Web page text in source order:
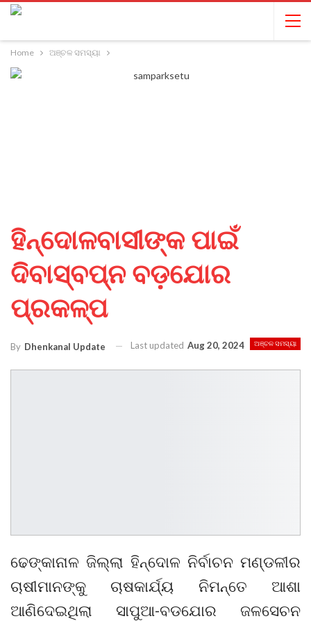
Home ଅଞ୍ଚଳ ସମସ୍ୟା
ହିନ୍ଦୋଳବାସୀଙ୍କ ପାଇଁ
ଦିବାସ୍ବପ୍ନ ବଡ଼ଯୋର
ପ୍ରକଳ୍ପ
ଅଞ୍ଚଳ ସମସ୍ୟା
By Dhenkanal Update Last updated Aug 20, 2024
ଢେଙ୍କାନାଳ ଜିଲ୍ଲା ହିନ୍ଦୋଳ ନିର୍ବାଚନ ମଣ୍ଡଳୀର
ଚାଷୀମାନଙ୍କୁ ଚାଷକାର୍ଯ୍ୟ ନିମନ୍ତେ ଆଶା
ଆଣିଦେଇଥିଲା ସାପୁଆ-ବଡଯୋର ଜଳସେଚନ